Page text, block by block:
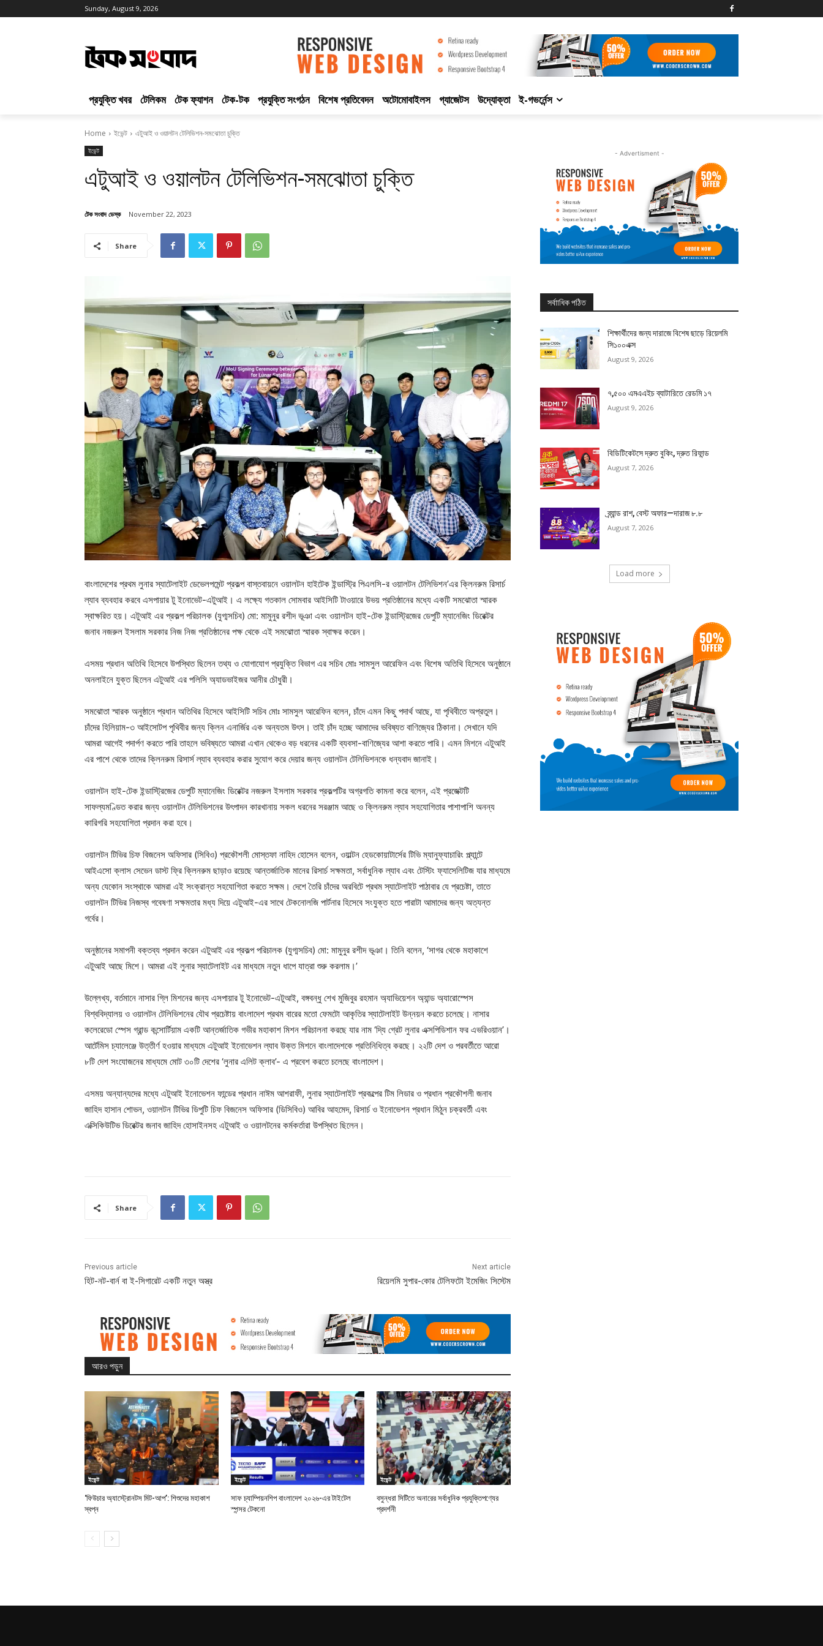
Sunday, August 9, 2026
প্রযুক্তি খবর টেলিকম টেক ফ্যাশন টেক-টক প্রযুক্তি সংগঠন বিশেষ প্রতিবেদন অটোমোবাইলস গ্যাজেটস উদ্যোক্তা ই-গভর্নেন্স
Home ইভেন্ট এটুআই ও ওয়ালটন টেলিভিশন-সমঝোতা চুক্তি
ইভেন্ট
এটুআই ও ওয়ালটন টেলিভিশন-সমঝোতা চুক্তি
টেক সংবাদ ডেস্ক November 22, 2023
Share
বাংলাদেশের প্রথম লুনার স্যাটেলাইট ডেভেলপমেন্ট প্রকল্প বাস্তবায়নে ওয়ালটন হাইটেক ইন্ডাস্ট্রি পিএলসি-র ওয়ালটন টেলিভিশন’এর ক্লিনরুম রিসার্চ
ল্যাব ব্যবহার করবে এসপায়ার টু ইনোভেট-এটুআই। এ লক্ষ্যে গতকাল সোমবার আইসিটি টাওয়ারে উভয় প্রতিষ্ঠানের মধ্যে একটি সমঝোতা স্মারক
স্বাক্ষরিত হয়। এটুআই এর প্রকল্প পরিচালক (যুগ্মসচিব) মো: মামুনুর রশীদ ভূঞা এবং ওয়ালটন হাই-টেক ইন্ডাস্ট্রিজের ডেপুটি ম্যানেজিং ডিরেক্টর
জনাব নজরুল ইসলাম সরকার নিজ নিজ প্রতিষ্ঠানের পক্ষ থেকে এই সমঝোতা স্মারক স্বাক্ষর করেন।
এসময় প্রধান অতিথি হিসেবে উপস্থিত ছিলেন তথ্য ও যোগাযোগ প্রযুক্তি বিভাগ এর সচিব মোঃ সামসুল আরেফিন এবং বিশেষ অতিথি হিসেবে অনুষ্ঠানে
অনলাইনে যুক্ত ছিলেন এটুআই এর পলিসি অ্যাডভাইজর আনীর চৌধুরী।
সমঝোতা স্মারক অনুষ্ঠানে প্রধান অতিথির হিসেবে আইসিটি সচিব মোঃ সামসুল আরেফিন বলেন, চাঁদে এমন কিছু পদার্থ আছে, যা পৃথিবীতে অপ্রতুল।
চাঁদের হিলিয়াম-৩ আইসোটপ পৃথিবীর জন্য ক্লিন এনার্জির এক অন্যতম উৎস। তাই চাঁদ হচ্ছে আমাদের ভবিষ্যত বাণিজ্যের ঠিকানা। সেখানে যদি
আমরা আগেই পদার্পণ করতে পারি তাহলে ভবিষ্যতে আমরা এখান থেকেও বড় ধরনের একটি ব্যবসা-বাণিজ্যের আশা করতে পারি। এমন মিশনে এটুআই
এর পাশে থেকে তাদের ক্লিনরুম রিসার্স ল্যাব ব্যবহার করার সুযোগ করে দেয়ার জন্য ওয়ালটন টেলিভিশনকে ধন্যবাদ জানাই।
ওয়ালটন হাই-টেক ইন্ডাস্ট্রিজের ডেপুটি ম্যানেজিং ডিরেক্টর নজরুল ইসলাম সরকার প্রকল্পটির অগ্রগতি কামনা করে বলেন, এই প্রজেক্টটি
সাফল্যমণ্ডিত করার জন্য ওয়ালটন টেলিভিশনের উৎপাদন কারখানায় সকল ধরনের সরঞ্জাম আছে ও ক্লিনরুম ল্যাব সহযোগিতার পাশাপাশি অনন্য
কারিগরি সহযোগিতা প্রদান করা হবে।
ওয়ালটন টিভির চিফ বিজনেস অফিসার (সিবিও) প্রকৌশলী মোস্তফা নাহিদ হোসেন বলেন, ওয়াল্টন হেডকোয়াটার্সের টিভি ম্যানুফ্যাচারিং প্ল্যান্টে
আইএসো ক্লাস সেভেন ডাস্ট ফ্রি ক্লিনরুম ছাড়াও রয়েছে আন্তর্জাতিক মানের রিসার্চ সক্ষমতা, সর্বাধুনিক ল্যাব এবং টেস্টিং ফ্যাসেলিটিজ যার মাধ্যমে
অন্য যেকোন সংস্থাকে আমরা এই সংক্রান্ত সহযোগিতা করতে সক্ষম। দেশে তৈরি চাঁদের অরবিটে প্রথম স্যাটেলাইট পাঠাবার যে প্রচেষ্টা, তাতে
ওয়ালটন টিভির নিজস্ব গবেষণা সক্ষমতার মধ্য দিয়ে এটুআই-এর সাথে টেকনোলজি পার্টনার হিসেবে সংযুক্ত হতে পারাটা আমাদের জন্য অত্যন্ত
গর্বের।
অনুষ্ঠানের সমাপনী বক্তব্য প্রদান করেন এটুআই এর প্রকল্প পরিচালক (যুগ্মসচিব) মো: মামুনুর রশীদ ভূঞা। তিনি বলেন, ‘সাগর থেকে মহাকাশে
এটুআই আছে মিশে। আমরা এই লুনার স্যাটেলাইট এর মাধ্যমে নতুন ধাপে যাত্রা শুরু করলাম।’
উল্লেখ্য, বর্তমানে নাসার গ্লি মিশনের জন্য এসপায়ার টু ইনোভেট-এটুআই, বঙ্গবন্ধু শেখ মুজিবুর রহমান অ্যাভিয়েশন অ্যান্ড অ্যারোস্পেস
বিশ্ববিদ্যালয় ও ওয়ালটন টেলিভিশনের যৌথ প্রচেষ্টায় বাংলাদেশ প্রথম বারের মতো ফেমটো আকৃতির স্যাটেলাইট উন্নয়ন করতে চলেছে। নাসার
কলেরেডো স্পেস গ্রান্ড কন্সোর্টিয়াম একটি আন্তর্জাতিক গভীর মহাকাশ মিশন পরিচালনা করছে যার নাম ‘দ্যি গ্রেট লুনার এক্সপিডিশান ফর এভরিওয়ান’।
আর্টেমিস চ্যালেঞ্জে উত্তীর্ণ হওয়ার মাধ্যমে এটুআই ইনোভেশন ল্যাব উক্ত মিশনে বাংলাদেশকে প্রতিনিধিত্ব করছে। ২২টি দেশ ও পরবর্তীতে আরো
৮টি দেশ সংযোজনের মাধ্যমে মোট ৩০টি দেশের ‘লুনার এলিট ক্লাব’- এ প্রবেশ করতে চলেছে বাংলাদেশ।
এসময় অন্যান্যদের মধ্যে এটুআই ইনোভেশন ফান্ডের প্রধান নাঈম আশরাফী, লুনার স্যাটেলাইট প্রকল্পের টিম লিডার ও প্রধান প্রকৌশলী জনাব
জাহিদ হাসান শোভন, ওয়ালটন টিভির ডিপুটি চিফ বিজনেস অফিসার (ডিসিবিও) আবির আহমেদ, রিসার্চ ও ইনোভেশন প্রধান মিঠুন চক্রবর্তী এবং
এক্সিকিউটিভ ডিরেক্টর জনাব জাহিদ হোসাইনসহ এটুআই ও ওয়ালটনের কর্মকর্তারা উপস্থিত ছিলেন।
Share
Previous article
হিট-নট-বার্ন বা ই-সিগারেট একটি নতুন অস্ত্র
Next article
রিয়েলমি সুপার-কোর টেলিফটো ইমেজিং সিস্টেম
আরও পড়ুন
ইভেন্ট
‘ফিউচার অ্যাস্ট্রোনটস মিট-আপ’: শিশুদের মহাকাশ
স্বপ্ন
ইভেন্ট
সাফ চ্যাম্পিয়নশিপ বাংলাদেশ ২০২৬-এর টাইটেল
স্পন্সর টেকনো
ইভেন্ট
বসুন্ধরা সিটিতে অনারের সর্বাধুনিক প্রযুক্তিপণ্যের
প্রদর্শনী
- Advertisment -
সর্বাাধিক পঠিত
শিক্ষার্থীদের জন্য দারাজে বিশেষ ছাড়ে রিয়েলমি
সি১০০এক্স
August 9, 2026
৭,৫০০ এমএএইচ ব্যাটারিতে রেডমি ১৭
August 9, 2026
বিডিটিকেটসে দ্রুত বুকিং, দ্রুত রিফান্ড
August 7, 2026
ব্র্যান্ড রাশ, বেস্ট অফার—দারাজ ৮.৮
August 7, 2026
Load more